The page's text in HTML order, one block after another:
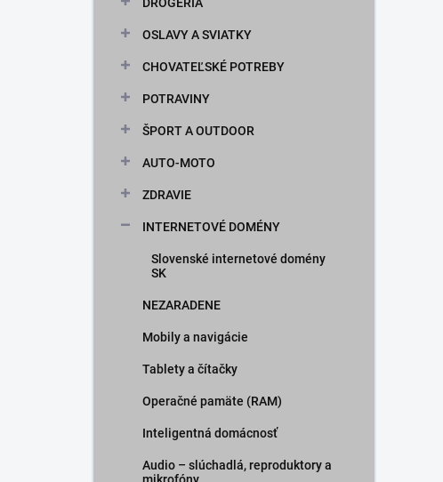
OSLAVY A SVIATKY
CHOVATEĽSKÉ POTREBY
POTRAVINY
ŠPORT A OUTDOOR
AUTO-MOTO
ZDRAVIE
INTERNETOVÉ DOMÉNY
Slovenské internetové domény
SK
NEZARADENE
Mobily a navigácie
Tablety a čítačky
Operačné pamäte (RAM)
Inteligentná domácnosť
Audio – slúchadlá, reproduktory a